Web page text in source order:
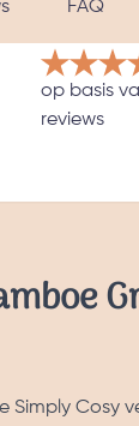
FAQ
voor
op basis
reviews
Simply Cosy